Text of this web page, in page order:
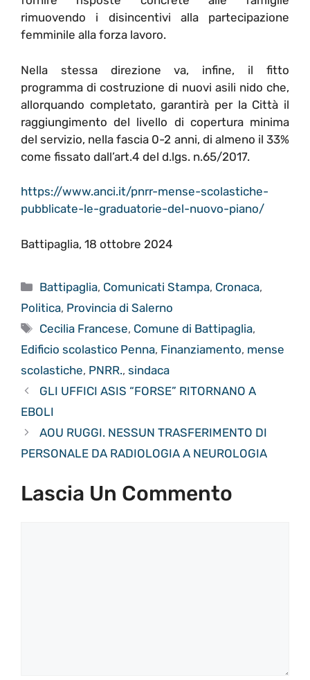
rimuovendo i disincentivi alla partecipazione
femminile alla forza lavoro.
Nella stessa direzione va, infine, il fitto
programma di costruzione di nuovi asili nido che,
allorquando completato, garantirà per la Città il
raggiungimento del livello di copertura minima
del servizio, nella fascia 0-2 anni, di almeno il 33%
come fissato dall’art.4 del d.lgs. n.65/2017.
https://www.anci.it/pnrr-mense-scolastiche-
pubblicate-le-graduatorie-del-nuovo-piano/
Battipaglia, 18 ottobre 2024
Categorie
Battipaglia, Comunicati Stampa, Cronaca,
Politica, Provincia di Salerno
Tag
Cecilia Francese, Comune di Battipaglia,
Edificio scolastico Penna, Finanziamento, mense
scolastiche, PNRR., sindaca
GLI UFFICI ASIS “FORSE” RITORNANO A
EBOLI
AOU RUGGI. NESSUN TRASFERIMENTO DI
PERSONALE DA RADIOLOGIA A NEUROLOGIA
Lascia Un Commento